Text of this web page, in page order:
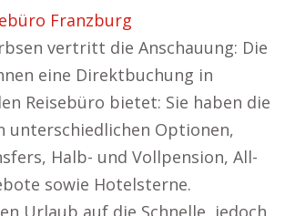
Franzburg
vertritt die Anschauung: Die
eine Direktbuchung in
Reisebüro bietet: Sie haben die
unterschiedlichen Optionen,
Halb- und Vollpension, All-
sowie Hotelsterne.
Urlaub auf die Schnelle, jedoch